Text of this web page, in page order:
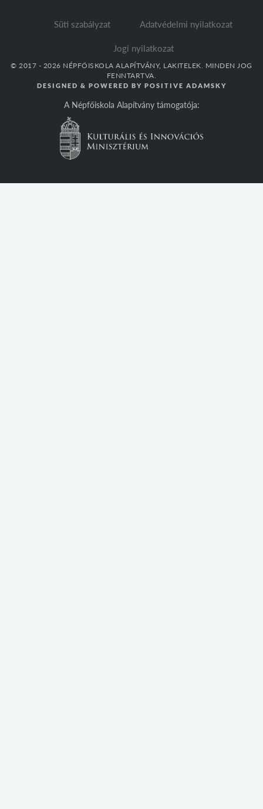
Süti szabályzat Adatvédelmi nyilatkozat
Jogi nyilatkozat
© 2017 - 2026 NÉPFŐISKOLA ALAPÍTVÁNY, LAKITELEK. MINDEN JOG
FENNTARTVA.
DESIGNED & POWERED BY POSITIVE ADAMSKY
A Népfőiskola Alapítvány támogatója: